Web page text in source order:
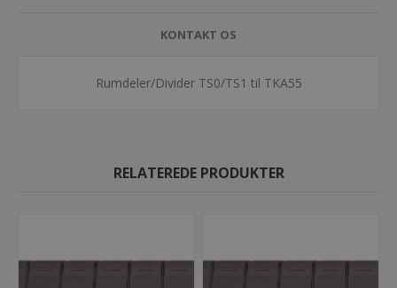
KONTAKT OS
Rumdeler/Divider TS0/TS1 til TKA55
RELATEREDE PRODUKTER